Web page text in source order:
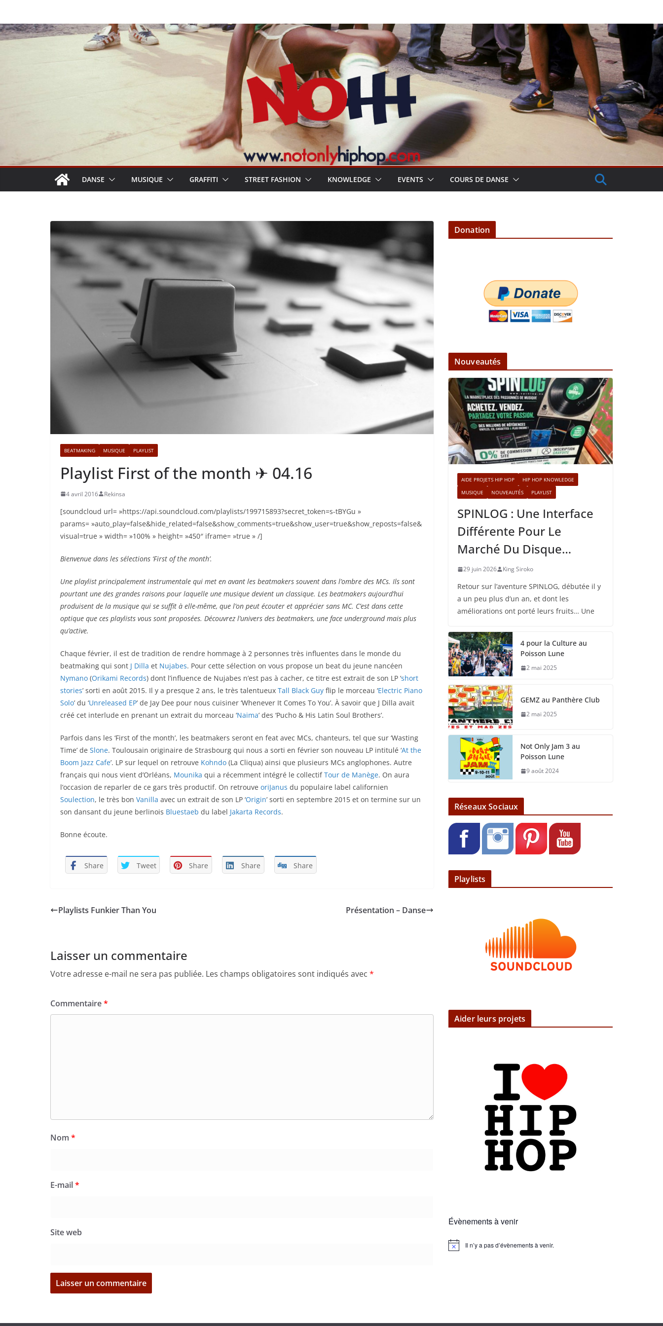
contenu
DANSE MUSIQUE GRAFFITI STREET FASHION KNOWLEDGE EVENTS COURS DE DANSE
BEATMAKING MUSIQUE PLAYLIST
Playlist First of the month ✈︎ 04.16
4 avril 2016 Rekinsa
[soundcloud url= »https://api.soundcloud.com/playlists/199715893?secret_token=s-tBYGu »
params= »auto_play=false&hide_related=false&show_comments=true&show_user=true&show_reposts=false&
visual=true » width= »100% » height= »450″ iframe= »true » /]
Bienvenue dans les sélections ‘First of the month’.
Une playlist principalement instrumentale qui met en avant les beatmakers souvent dans l’ombre des MCs. Ils sont
pourtant une des grandes raisons pour laquelle une musique devient un classique. Les beatmakers aujourd’hui
produisent de la musique qui se suffit à elle-même, que l’on peut écouter et apprécier sans MC. C’est dans cette
optique que ces playlists vous sont proposées. Découvrez l’univers des beatmakers, une face underground mais plus
qu’active.
Chaque février, il est de tradition de rendre hommage à 2 personnes très influentes dans le monde du
beatmaking qui sont J Dilla et Nujabes. Pour cette sélection on vous propose un beat du jeune nancéen
Nymano (Orikami Records) dont l’influence de Nujabes n’est pas à cacher, ce titre est extrait de son LP ‘short
stories’ sorti en août 2015. Il y a presque 2 ans, le très talentueux Tall Black Guy flip le morceau ‘Electric Piano
Solo’ du ‘Unreleased EP’ de Jay Dee pour nous cuisiner ‘Whenever It Comes To You’. À savoir que J Dilla avait
créé cet interlude en prenant un extrait du morceau ‘Naima’ des ‘Pucho & His Latin Soul Brothers’.
Parfois dans les ‘First of the month’, les beatmakers seront en feat avec MCs, chanteurs, tel que sur ‘Wasting
Time’ de Slone. Toulousain originaire de Strasbourg qui nous a sorti en février son nouveau LP intitulé ‘At the
Boom Jazz Cafe’. LP sur lequel on retrouve Kohndo (La Cliqua) ainsi que plusieurs MCs anglophones. Autre
français qui nous vient d’Orléans, Mounika qui a récemment intégré le collectifTour de Manège. On aura
l’occasion de reparler de ce gars très productif. On retrouve oriJanus du populaire label californien
Soulection, le très bon Vanilla avec un extrait de son LP ‘Origin’ sorti en septembre 2015 et on termine sur un
son dansant du jeune berlinois Bluestaeb du label Jakarta Records.
Bonne écoute.
Share Tweet Share Share Share
Playlists Funkier Than You Présentation – Danse
Laisser un commentaire
Votre adresse e-mail ne sera pas publiée. Les champs obligatoires sont indiqués avec *
Commentaire*
Nom *
E-mail*
Site web
Donation
Nouveautés
AIDE PROJETS HIP HOP
HIP HOP KNOWLEDGE
MUSIQUE
NOUVEAUTÉS PLAYLIST
SPINLOG : Une Interface
Différente Pour Le
Marché Du Disque…
29 juin 2026 King Siroko
Retour sur l’aventure SPINLOG, débutée il y
a un peu plus d’un an, et dont les
améliorations ont porté leurs fruits… Une
4 pour la Culture au
Poisson Lune
2 mai 2025
GEMZ au Panthère Club
2 mai 2025
Not Only Jam 3 au
Poisson Lune
9 août 2024
Réseaux Sociaux
Playlists
Aider leurs projets
Évènements à venir
N
Il n’y a pas d’évènements à venir.